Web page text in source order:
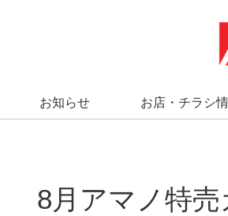
お知らせ お店・チラシ
8月アマノ特